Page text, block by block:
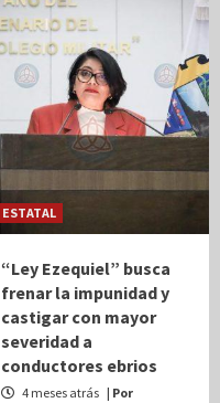
ESTATAL
“Ley Ezequiel” busca
frenar la impunidad y
castigar con mayor
severidad a
conductores ebrios
4 meses atrás | Por